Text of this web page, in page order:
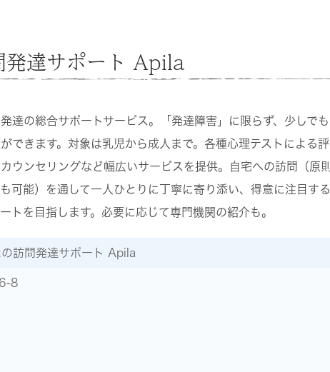
発達サポート Apila
達の総合サポートサービス。「発達障害」に限らず、少しでも
できます。対象は乳児から成人まで。各種心理テストによる評
ウンセリングなど幅広いサービスを提供。自宅への訪問（原則
可能）を通して一人ひとりに丁寧に寄り添い、得意に注目する
トを目指します。必要に応じて専門機関の紹介も。
訪問発達サポート Apila
8